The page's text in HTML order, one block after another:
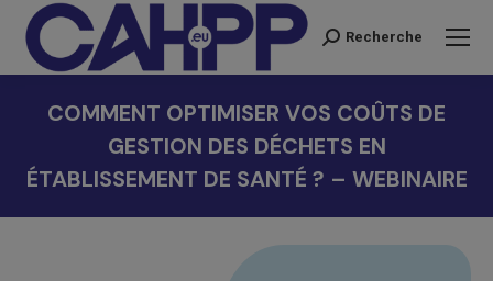
Recherche
Recherche
COMMENT OPTIMISER VOS COÛTS DE
GESTION DES DÉCHETS EN
ÉTABLISSEMENT DE SANTÉ ? – WEBINAIRE